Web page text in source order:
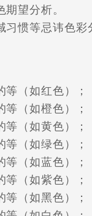
望分析。
惯等忌讳色彩
（如红色）；
（如橙色）；
（如黄色）；
（如绿色）；
（如蓝色）；
（如紫色）；
（如黑色）；